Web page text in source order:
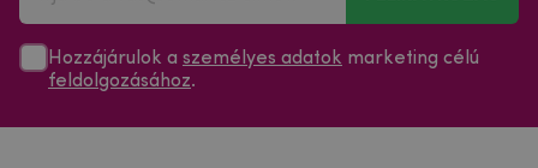
Hozzájárulok a személyes adatok marketing célú
feldolgozásához.